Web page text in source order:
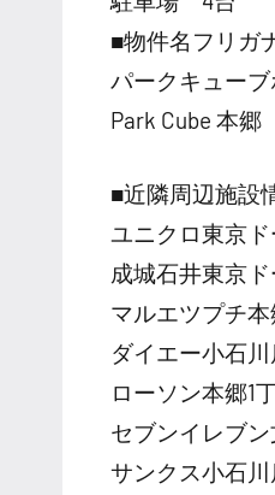
■物件名フリガ
パークキュー
Park Cube 本郷
■近隣周辺施設
ユニクロ東京
成城石井東京
マルエツプチ
ダイエー小石川
ローソン本郷1
セブンイレブ
サンクス小石川